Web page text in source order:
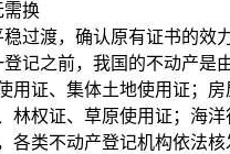
需换
过渡，确认原有证书的效
记之前，我国的不动产是
用证、集体土地使用证；
林权证、草原使用证；海
各类不动产登记机构依法